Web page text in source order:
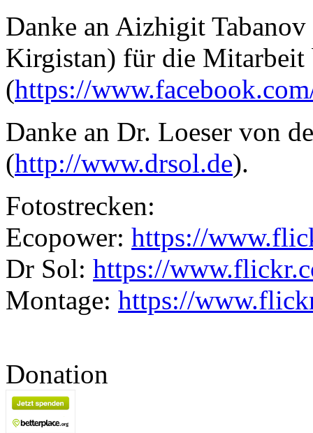
Danke an Aizhigit
Kirgistan) für die Mitarbeit
(https://
Danke an Dr. Loeser von
(http://www.drsol.de).
Fotostrecken:
Ecopower: https://
Dr Sol: https://
Montage: https://
Donation